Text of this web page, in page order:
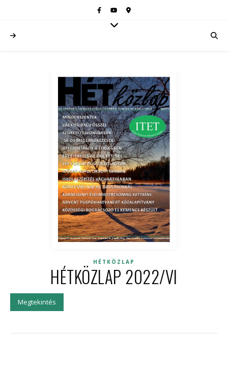
HÉTKÖZLAP
HÉTKÖZLAP 2022/VI
Megtekintés